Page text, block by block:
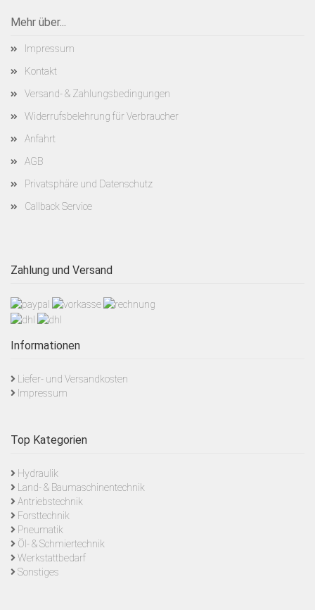
Mehr über...
Impressum
Kontakt
Versand- & Zahlungsbedingungen
Widerrufsbelehrung für Verbraucher
Anfahrt
AGB
Privatsphäre und Datenschutz
Callback Service
Zahlung und Versand
Informationen
Liefer- und Versandkosten
Impressum
Top Kategorien
Hydraulik
Land- & Baumaschinentechnik
Antriebstechnik
Forsttechnik
Pneumatik
Öl- & Schmiertechnik
Werkstattbedarf
Sonstiges